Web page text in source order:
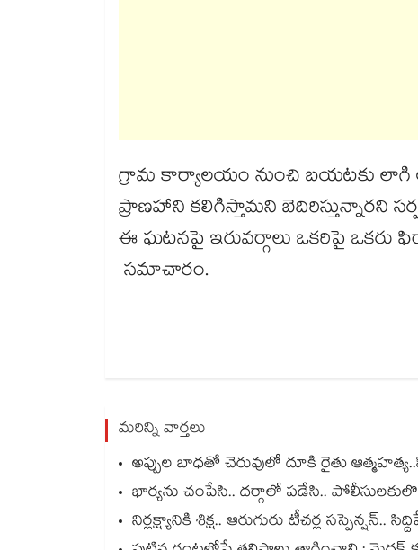
గ్రామ కార్యాలయం నుంచి బయటకు
ప్రాణహాని కలిగిస్తామని బెదిరిస్తున్నారని
ఈ ఘటనపై ఇరువర్గాలు ఒకరిపై ఒకరు
సమాచారం.
మరిన్ని వార్తలు
అప్పుల బాధతో చెరువులో దూకి రైతు
భార్యను చంపేసి.. దర్గాలో పడేసి..
నిర్లక్ష్యానికి శిక్ష.. ఆరుగురు టీచర్ల